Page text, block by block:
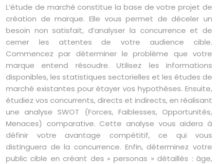
L’étude de marché constitue la base de votre projet de
création de marque. Elle vous permet de déceler un
besoin non satisfait, d’analyser la concurrence et de
cerner les attentes de votre audience cible.
Commencez par déterminer le problème que votre
marque entend résoudre. Utilisez les informations
disponibles, les statistiques sectorielles et les études de
marché existantes pour étayer vos hypothèses. Ensuite,
étudiez vos concurrents, directs et indirects, en réalisant
une analyse SWOT (Forces, Faiblesses, Opportunités,
Menaces) comparative. Cette analyse vous aidera à
définir votre avantage compétitif, ce qui vous
distinguera de la concurrence. Enfin, déterminez votre
public cible en créant des « personas » détaillés : âge,